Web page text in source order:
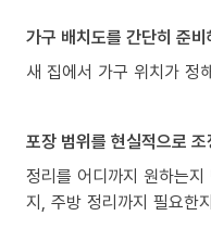
가구 배치도를 간단히 준비
새 집에서 가구 위치가 정
포장 범위를 현실적으로 조
정리를 어디까지 원하는
지, 주방 정리까지 필요한